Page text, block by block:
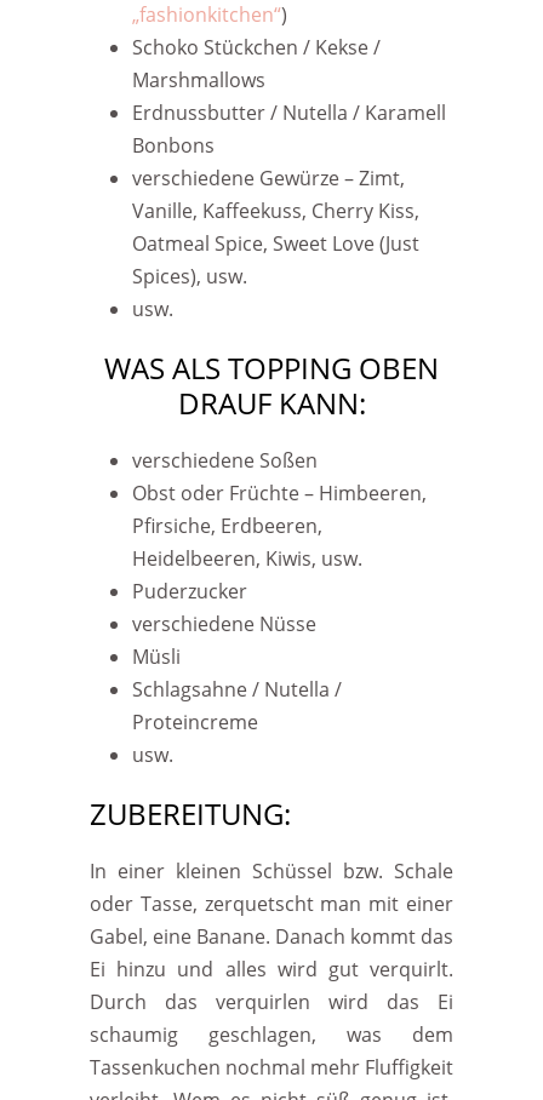
„fashionkitchen“)
Schoko Stückchen / Kekse /
Marshmallows
Erdnussbutter / Nutella / Karamell
Bonbons
verschiedene Gewürze – Zimt,
Vanille, Kaffeekuss, Cherry Kiss,
Oatmeal Spice, Sweet Love (Just
Spices), usw.
usw.
WAS ALS TOPPING OBEN
DRAUF KANN:
verschiedene Soßen
Obst oder Früchte – Himbeeren,
Pfirsiche, Erdbeeren,
Heidelbeeren, Kiwis, usw.
Puderzucker
verschiedene Nüsse
Müsli
Schlagsahne / Nutella /
Proteincreme
usw.
ZUBEREITUNG:
In einer kleinen Schüssel bzw. Schale
oder Tasse, zerquetscht man mit einer
Gabel, eine Banane. Danach kommt das
Ei hinzu und alles wird gut verquirlt.
Durch das verquirlen wird das Ei
schaumig geschlagen, was dem
Tassenkuchen nochmal mehr Fluffigkeit